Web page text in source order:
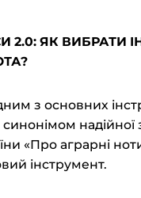
2.0: ЯК ВИБРАТИ
з основних
синонімом
«Про аграрні
інструмент.